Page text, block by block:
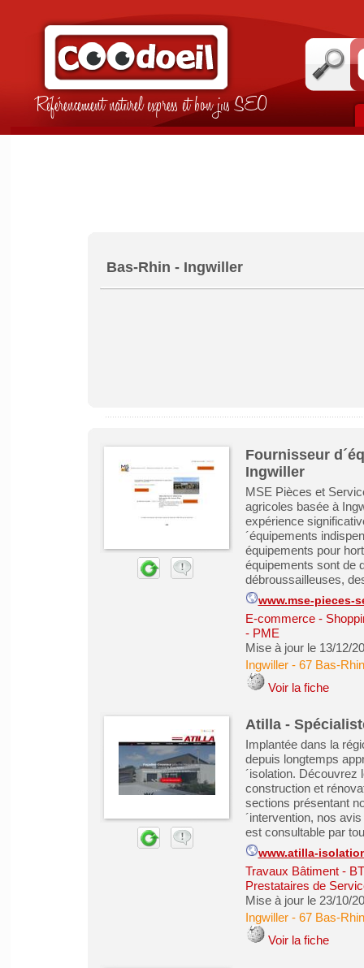
Référencement naturel express et bon jus SEO
Bas-Rhin - Ingwiller
Fournisseur
Ingwiller
MSE Pièces et
agricoles basée à
expérience
´équipements
équipements pour
équipements sont de
débroussailleuses,
www.mse-pieces-
E-commerce -
- PME
Mise à jour le 13/12/
Ingwiller- 67 Bas-Rhin
Voir la fiche
Atilla -
Implantée dans la
depuis longtemps
´isolation. Découvrez
construction et
sections présentant
´intervention, nos
est consultable par
www.atilla-
Travaux Bâtiment -
Prestataires de
Mise à jour le 23/10/
Ingwiller- 67 Bas-Rhin
Voir la fiche